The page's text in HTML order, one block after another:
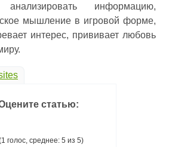
информацию,
мышление в игровой форме,
интерес, прививает любовь
статью:
голос, среднее: 5 из 5)